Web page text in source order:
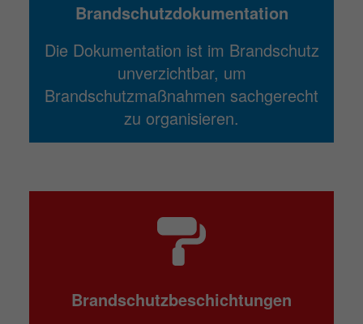
Brandschutz­dokumentation
Die Dokumentation ist im Brandschutz
unverzichtbar, um
Brandschutzmaßnahmen sachgerecht
zu organisieren.
Brandschutzbeschichtungen